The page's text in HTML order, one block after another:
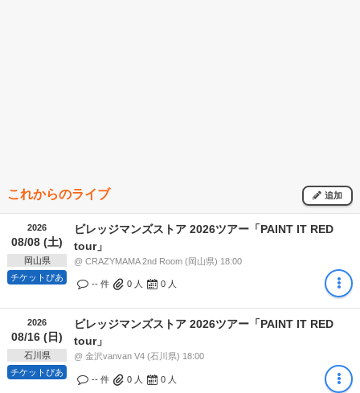
これからのライブ 追加
2026
08/08 (土)
岡山県
チケットぴあ
ビレッジマンズストア 2026ツアー「PAINT IT RED
tour」
@ CRAZYMAMA 2nd Room (岡山県) 18:00
-- 件 0 人 0 人
2026
08/16 (日)
石川県
チケットぴあ
ビレッジマンズストア 2026ツアー「PAINT IT RED
tour」
@ 金沢vanvan V4 (石川県) 18:00
-- 件 0 人 0 人